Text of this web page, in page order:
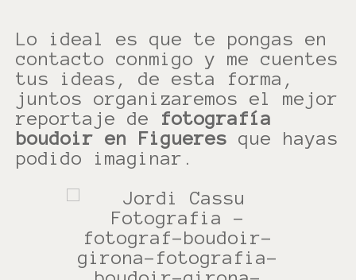
Lo ideal es que te pongas en
contacto conmigo y me cuentes
tus ideas, de esta forma,
juntos organizaremos el mejor
reportaje de fotografía
boudoir en Figueres que hayas
podido imaginar.